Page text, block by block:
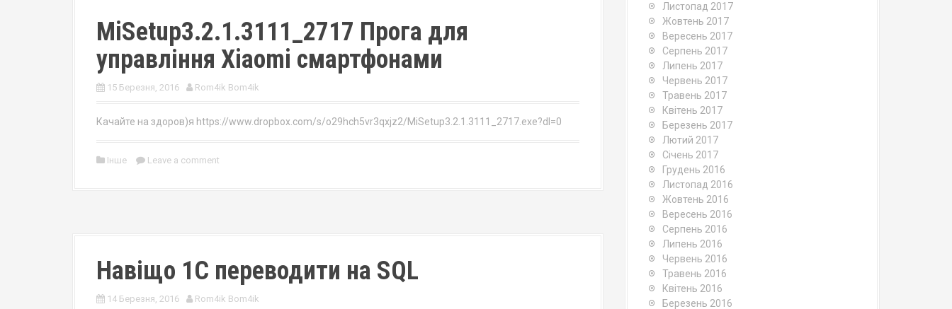
MiSetup3.2.1.3111_2717 Прога для
управління Xiaomi смартфонами
15 Березня, 2016 Rom4ik Bom4ik
Качайте на здоров)я https://www.dropbox.com/s/o29hch5vr3qxjz2/MiSetup3.2.1.3111_2717.exe?dl=0
Інше Leave a comment
Навіщо 1С переводити на SQL
14 Березня, 2016 Rom4ik Bom4ik
Листопад 2017
Жовтень 2017
Вересень 2017
Серпень 2017
Липень 2017
Червень 2017
Травень 2017
Квітень 2017
Березень 2017
Лютий 2017
Січень 2017
Грудень 2016
Листопад 2016
Жовтень 2016
Вересень 2016
Серпень 2016
Липень 2016
Червень 2016
Травень 2016
Квітень 2016
Березень 2016